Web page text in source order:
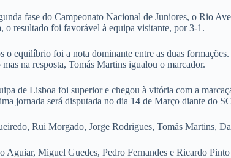
fase do Campeonato Nacional de Juniores, o Rio
o resultado foi favorável à equipa visitante, por 3-1.
o equilíbrio foi a nota dominante entre as duas
na resposta, Tomás Martins igualou o marcador.
de Lisboa foi superior e chegou à vitória com a
jornada será disputada no dia 14 de Março diante do
Rui Morgado, Jorge Rodrigues, Tomás Martins,
Aguiar, Miguel Guedes, Pedro Fernandes e Ricardo Pinto